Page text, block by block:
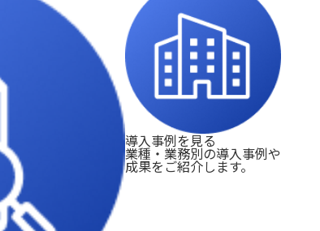
導入事例を見る
業種・業務別の導入事例や
成果をご紹介します。